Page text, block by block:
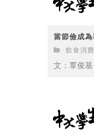
當節儉成
飲食消費
文：覃俊